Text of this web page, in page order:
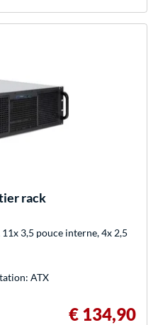
rack
3,5 pouce interne, 4x 2,5
ATX
€ 134,90